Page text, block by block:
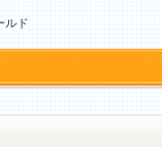
ルド